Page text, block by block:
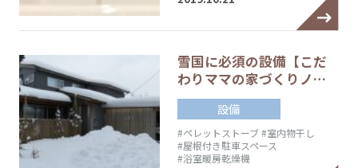
雪国に必須の設備【こだ
わりママの家づくりノ…
設備
#ペレットストーブ#室内物干し
#屋根付き駐車スペース
#浴室暖房乾燥機